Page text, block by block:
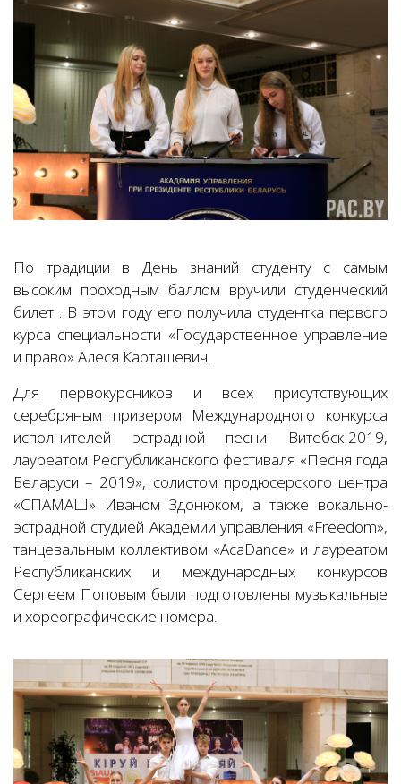
По традиции в День знаний студенту с самым
высоким проходным баллом вручили студенческий
билет . В этом году его получила студентка первого
курса специальности «Государственное управление
и право» Алеся Карташевич.
Для первокурсников и всех присутствующих
серебряным призером Международного конкурса
исполнителей эстрадной песни Витебск-2019,
лауреатом Республиканского фестиваля «Песня года
Беларуси – 2019», солистом продюсерского центра
«СПАМАШ» Иваном Здонюком, а также вокально-
эстрадной студией Академии управления «Freedom»,
танцевальным коллективом «AcaDance» и лауреатом
Республиканских и международных конкурсов
Сергеем Поповым были подготовлены музыкальные
и хореографические номера.